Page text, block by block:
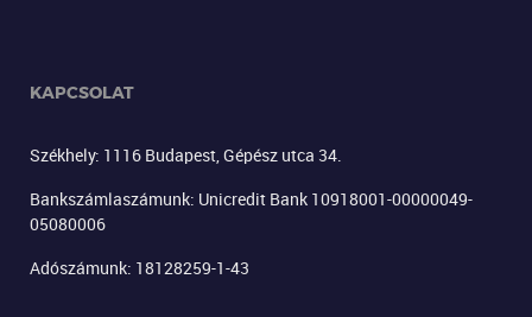
KAPCSOLAT
Székhely: 1116 Budapest, Gépész utca 34.
Bankszámlaszámunk: Unicredit Bank 10918001-00000049-
05080006
Adószámunk: 18128259-1-43